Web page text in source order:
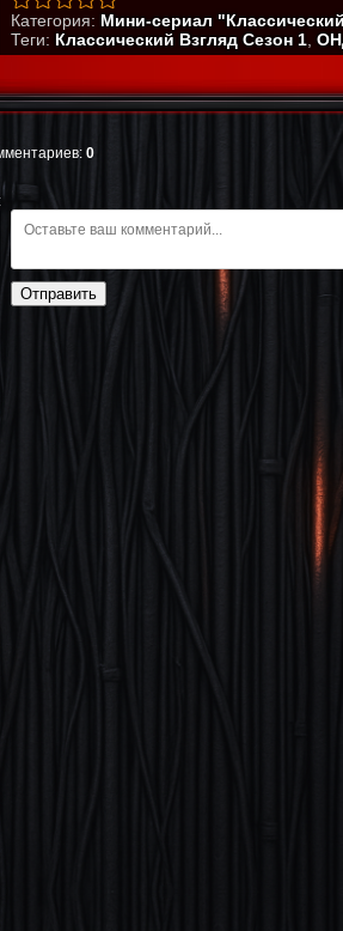
Категория: Мини-сериал
Теги: Классический Взгляд Сезон 1
: 0
Отправить